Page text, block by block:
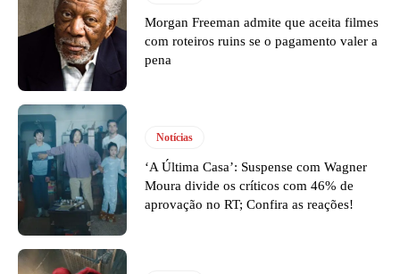
Morgan Freeman admite que aceita filmes
com roteiros ruins se o pagamento valer a
pena
Notícias
‘A Última Casa’: Suspense com Wagner
Moura divide os críticos com 46% de
aprovação no RT; Confira as reações!